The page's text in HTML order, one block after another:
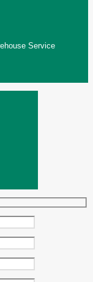
Service